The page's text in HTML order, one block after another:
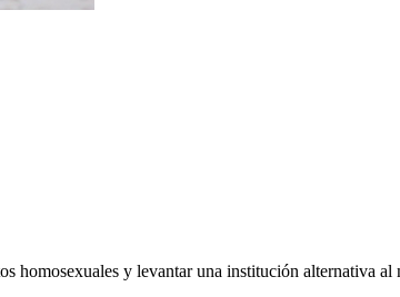
homosexuales y levantar una institución alternativa